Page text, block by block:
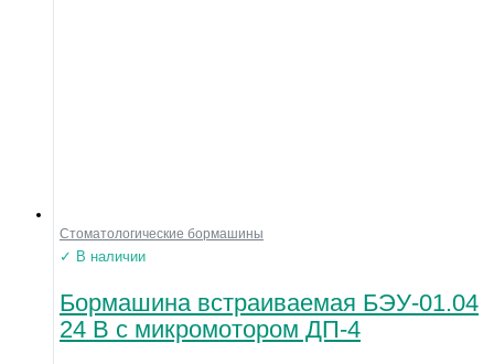
Стоматологические бормашины
✓ В наличии
Бормашина встраиваемая БЭУ-01.04
24 В с микромотором ДП-4